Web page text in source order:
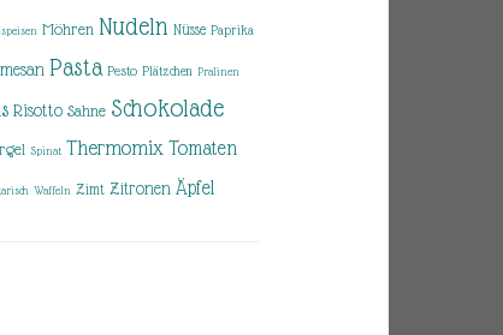
Möhren Nudeln Nüsse Paprika
Pasta Pesto Plätzchen Pralinen
Risotto Sahne Schokolade
Spinat Thermomix Tomaten
Waffeln Zimt Zitronen Äpfel